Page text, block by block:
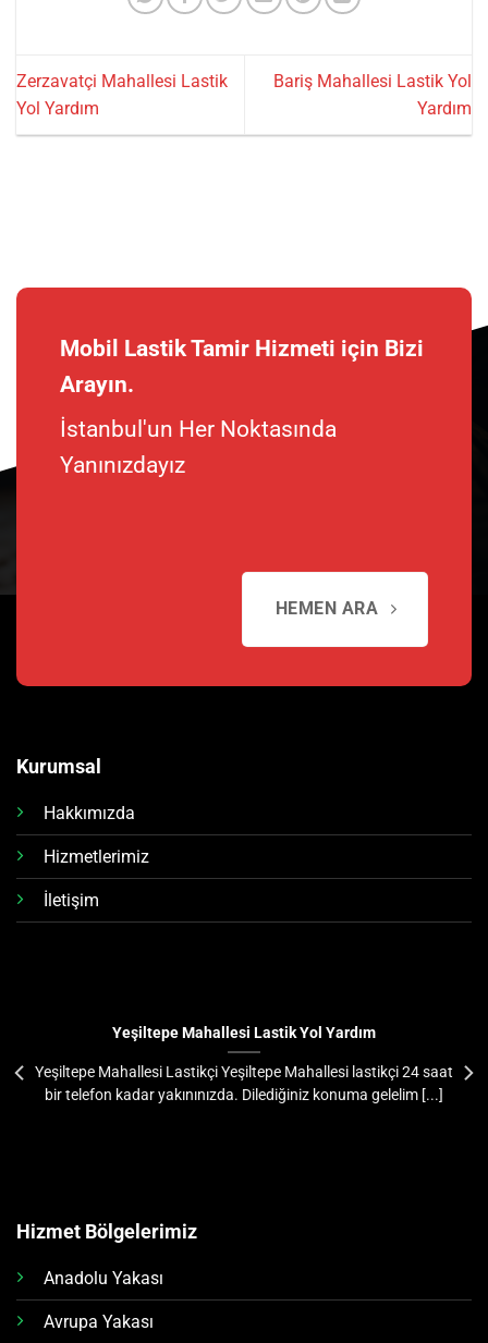
Zerzavatçi Mahallesi Lastik
Yol Yardım
Bariş Mahallesi Lastik Yol
Yardım
Mobil Lastik Tamir Hizmeti için Bizi
Arayın.
İstanbul'un Her Noktasında
Yanınızdayız
HEMEN ARA
Kurumsal
Hakkımızda
Hizmetlerimiz
İletişim
Yeşiltepe Mahallesi Lastik Yol Yardım
Yeşiltepe Mahallesi Lastikçi Yeşiltepe Mahallesi lastikçi 24 saat
bir telefon kadar yakınınızda. Dilediğiniz konuma gelelim [...]
Hizmet Bölgelerimiz
Anadolu Yakası
Avrupa Yakası